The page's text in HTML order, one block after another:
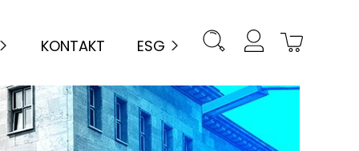
KONTAKT ESG